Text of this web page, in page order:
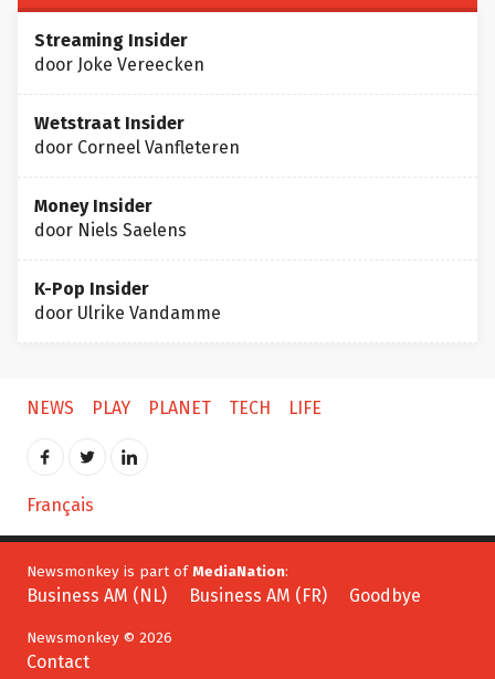
Streaming Insider
door Joke Vereecken
Wetstraat Insider
door Corneel Vanfleteren
Money Insider
door Niels Saelens
K-Pop Insider
door Ulrike Vandamme
NEWS PLAY PLANET TECH LIFE
Français
Newsmonkey is part ofMediaNation:
Business AM (NL) Business AM (FR) Goodbye
Newsmonkey © 2026
Contact